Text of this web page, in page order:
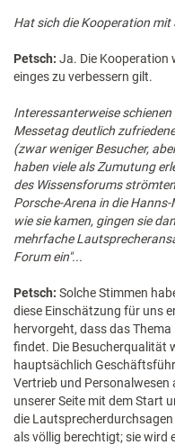
Hat sich die Kooperation mit
Petsch: Ja. Die Kooperation
einges zu verbessern gilt.
Interessanterweise
Messetag deutlich
(zwar weniger Besucher,
haben viele als Zumutung
des Wissensforums
Porsche-Arena in die
wie sie kamen, gingen sie
mehrfache
Forum ein"...
Petsch: Solche Stimmen
diese Einschätzung für uns
hervorgeht, dass das
findet. Die Besucherqualität
hauptsächlich
Vertrieb und Personalwesen
unserer Seite mit dem Start
die
als völlig berechtigt; sie wird